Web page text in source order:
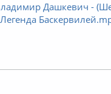
Дашкевич -